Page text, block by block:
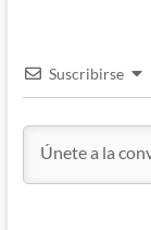
Suscribirse